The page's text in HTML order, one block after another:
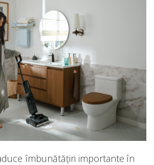
îmbunătățiri importante în